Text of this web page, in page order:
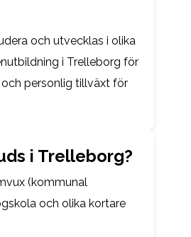
och utvecklas i olika
i Trelleborg för
personlig tillväxt för
i Trelleborg?
(kommunal
och olika kortare